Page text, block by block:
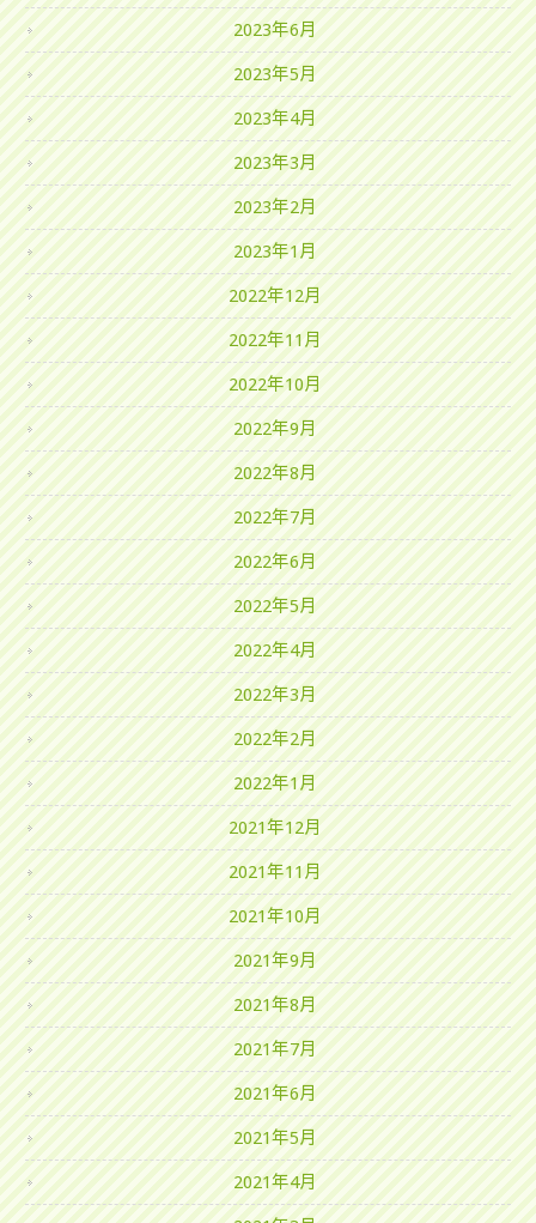
2023年6月
2023年5月
2023年4月
2023年3月
2023年2月
2023年1月
2022年12月
2022年11月
2022年10月
2022年9月
2022年8月
2022年7月
2022年6月
2022年5月
2022年4月
2022年3月
2022年2月
2022年1月
2021年12月
2021年11月
2021年10月
2021年9月
2021年8月
2021年7月
2021年6月
2021年5月
2021年4月